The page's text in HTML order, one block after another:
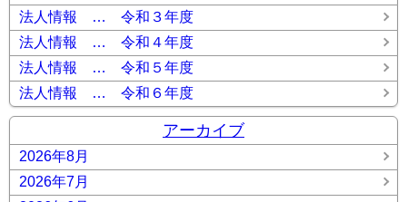
法人情報 … 令和３年度
法人情報 … 令和４年度
法人情報 … 令和５年度
法人情報 … 令和６年度
アーカイブ
2026年8月
2026年7月